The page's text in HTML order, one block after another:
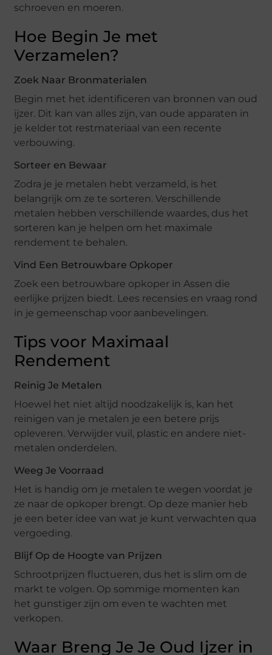
schroeven en moeren.
Hoe Begin Je met
Verzamelen?
Zoek Naar Bronmaterialen
Begin met het identificeren van bronnen van oud
ijzer. Dit kan van alles zijn, van oude apparaten in
je kelder tot restmateriaal van een recente
verbouwing.
Sorteer en Bewaar
Zodra je je metalen hebt verzameld, is het
belangrijk om ze te sorteren. Verschillende
metalen hebben verschillende waardes, dus het
sorteren kan je helpen om het maximale
rendement te behalen.
Vind Een Betrouwbare Opkoper
Zoek een betrouwbare opkoper in Assen die
eerlijke prijzen biedt. Lees recensies en vraag rond
in je gemeenschap voor aanbevelingen.
Tips voor Maximaal
Rendement
Reinig Je Metalen
Hoewel het niet altijd noodzakelijk is, kan het
reinigen van je metalen je een betere prijs
opleveren. Verwijder vuil, plastic en andere niet-
metalen onderdelen.
Weeg Je Voorraad
Het is handig om je metalen te wegen voordat je
ze naar de opkoper brengt. Op deze manier heb
je een beter idee van wat je kunt verwachten qua
vergoeding.
Blijf Op de Hoogte van Prijzen
Schrootprijzen fluctueren, dus het is slim om de
markt te volgen. Op sommige momenten kan
het gunstiger zijn om even te wachten met
verkopen.
Waar Breng Je Je Oud Ijzer in